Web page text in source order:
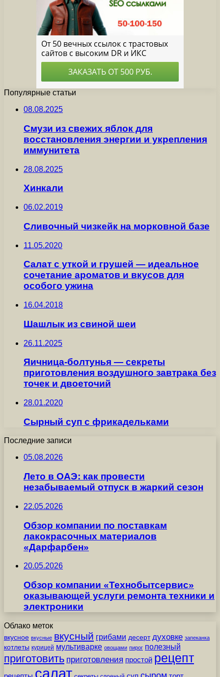
Популярные статьи
08.08.2025
Смузи из свежих яблок для
восстановления энергии и укрепления
иммунитета
28.08.2025
Хинкали
06.02.2019
Сливочный чизкейк на морковной базе
11.05.2020
Салат с уткой и грушей — идеальное
сочетание ароматов и вкусов для
особого ужина
16.04.2018
Шашлык из свиной шеи
26.11.2025
Яичница-болтунья — секреты
приготовления воздушного завтрака без
точек и двоеточий
28.01.2020
Сырный суп с фрикадельками
Последние записи
05.08.2026
Лето в ОАЭ: как провести
незабываемый отпуск в жаркий сезон
22.05.2026
Обзор компании по поставкам
лакокрасочных материалов
«Дарфарбен»
20.05.2026
Обзор компании «Технобытсервис»
оказывающей услуги ремонта техники и
электроники
Облако меток
вкусное вкусные вкусный грибами десерт духовке запеканка
котлеты курицей мультиварке овощами пирог полезный
приготовить приготовления простой рецепт
салат